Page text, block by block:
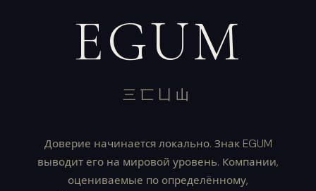
EGUM
三匸凵山
Доверие начинается локально. Знак EGUM
выводит его на мировой уровень. Компании,
оцениваемые по определённому,